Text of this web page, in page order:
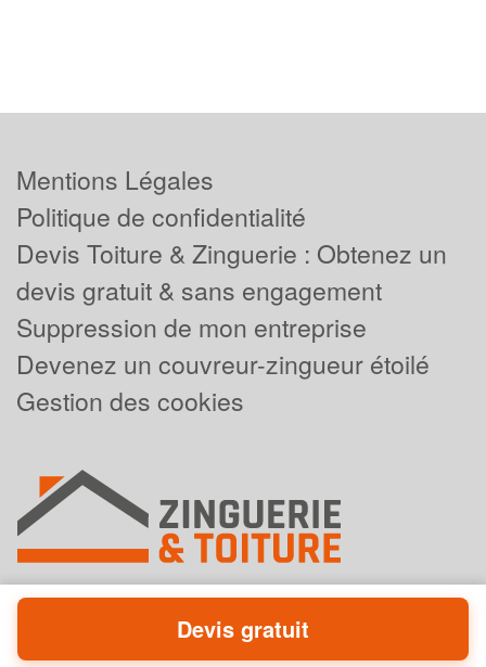
Mentions Légales
Politique de confidentialité
Devis Toiture & Zinguerie : Obtenez un
devis gratuit & sans engagement
Suppression de mon entreprise
Devenez un couvreur-zingueur étoilé
Gestion des cookies
Powered byPlus que pro
Devis gratuit